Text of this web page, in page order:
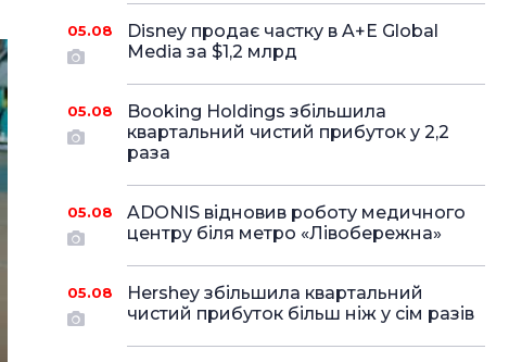
05.08
Disney продає частку в A+E Global
Media за $1,2 млрд
05.08
Booking Holdings збільшила
квартальний чистий прибуток у 2,2
раза
05.08
ADONIS відновив роботу медичного
центру біля метро «Лівобережна»
05.08
Hershey збільшила квартальний
чистий прибуток більш ніж у сім разів